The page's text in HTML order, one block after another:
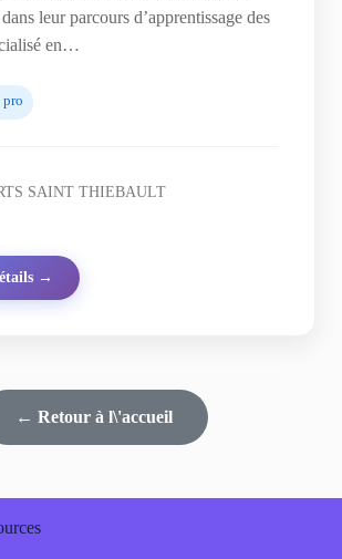
leur parcours d’apprentissage des
en…
pro
SAINT THIEBAULT
→
← Retour à l\'accueil